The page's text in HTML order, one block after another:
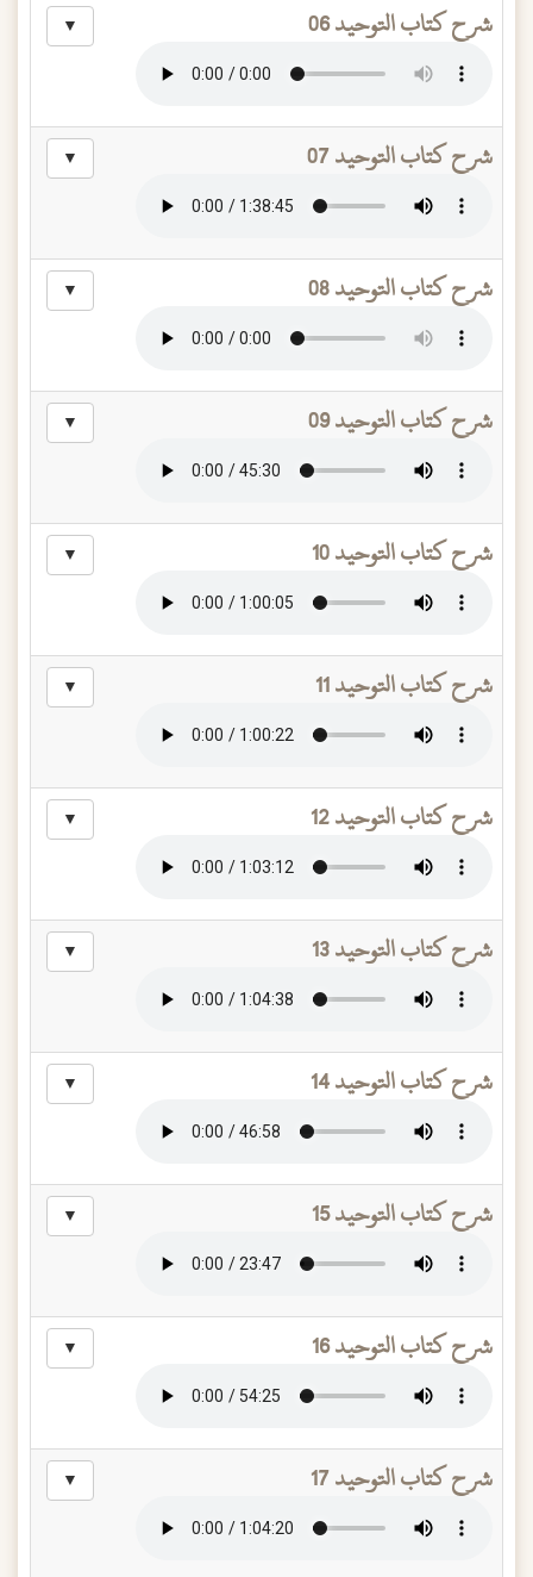
شرح كتاب التوحيد 06 ▼
شرح كتاب التوحيد 07 ▼
شرح كتاب التوحيد 08 ▼
شرح كتاب التوحيد 09 ▼
شرح كتاب التوحيد 10 ▼
شرح كتاب التوحيد 11 ▼
شرح كتاب التوحيد 12 ▼
شرح كتاب التوحيد 13 ▼
شرح كتاب التوحيد 14 ▼
شرح كتاب التوحيد 15 ▼
شرح كتاب التوحيد 16 ▼
شرح كتاب التوحيد 17 ▼